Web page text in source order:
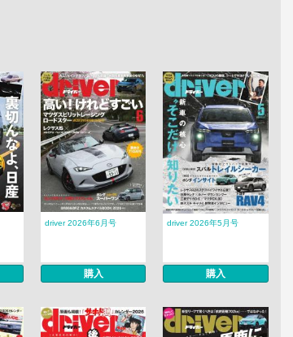
driver 2026年6月号
購入
driver 2026年5月号
購入